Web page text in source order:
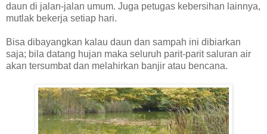
daun di jalan-jalan umum. Juga petugas kebersihan lainnya,
mutlak bekerja setiap hari.
Bisa dibayangkan kalau daun dan sampah ini dibiarkan
saja; bila datang hujan maka seluruh parit-parit saluran air
akan tersumbat dan melahirkan banjir atau bencana.